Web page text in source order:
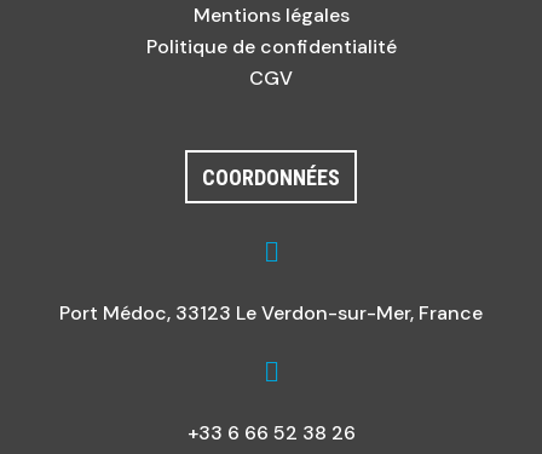
Mentions légales
Politique de confidentialité
CGV
COORDONNÉES

Port Médoc, 33123 Le Verdon-sur-Mer, France

+33 6 66 52 38 26